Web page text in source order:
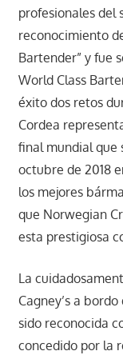
profesionales del
reconocimiento
Bartender” y fue
World Class
éxito dos retos
Cordea
final mundial que
octubre de 2018
los mejores
que Norwegian
esta prestigiosa
La
Cagney’s a bordo
sido reconocida
concedido por la